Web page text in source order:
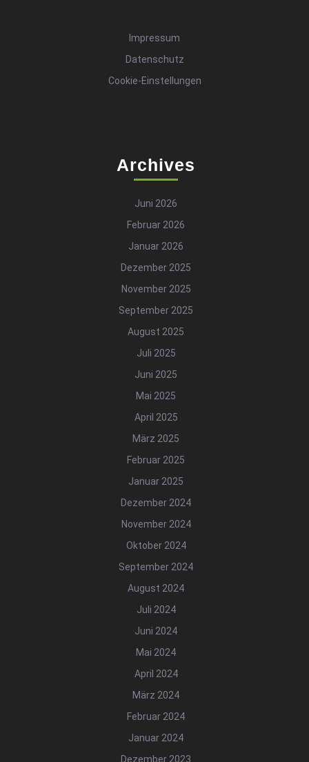
Impressum
Datenschutz
Cookie-Einstellungen
Archives
Juni 2026
Februar 2026
Januar 2026
Dezember 2025
November 2025
September 2025
August 2025
Juli 2025
Juni 2025
Mai 2025
April 2025
März 2025
Februar 2025
Januar 2025
Dezember 2024
November 2024
Oktober 2024
September 2024
August 2024
Juli 2024
Juni 2024
Mai 2024
April 2024
März 2024
Februar 2024
Januar 2024
Dezember 2023